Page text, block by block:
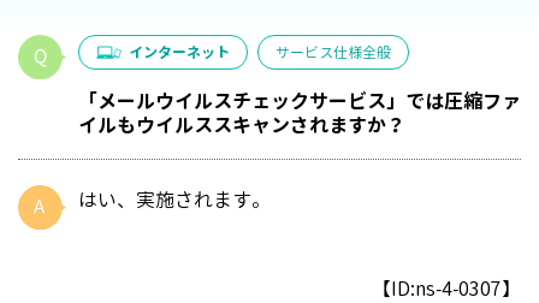
インターネット サービス仕様全般
「メールウイルスチェックサービス」では圧縮ファ
イルもウイルススキャンされますか？
はい、実施されます。
【ID:ns-4-0307】